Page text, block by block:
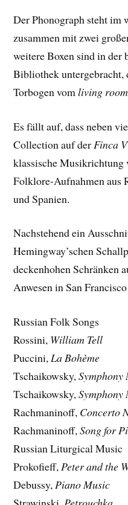
Der Phonograph steht im
zusammen mit zwei
weitere Boxen sind in der
Bibliothek untergebracht,
Torbogen vomliving room
Es fällt auf, dass neben
Collection auf der Finca
klassische Musikrichtung
Folklore-Aufnahmen aus
und Spanien.
Nachstehend ein
Hemingway’schen
deckenhohen Schränken
Anwesen in San
Russian Folk Songs
Rossini, William Tell
Puccini,La Bohème
Tschaikowsky,Symphony
Tschaikowsky,Symphony
Rachmaninoff, Concerto
Rachmaninoff,Song for
Russian Liturgical Music
Prokofieff,Peter and the
Debussy,Piano Music